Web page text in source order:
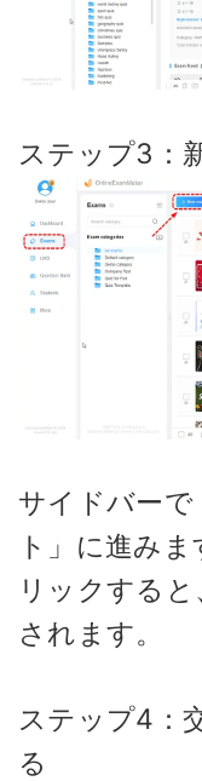
ステップ3：
サイドバーで
ト」に進み
リックする
されます。
ステップ4：
る